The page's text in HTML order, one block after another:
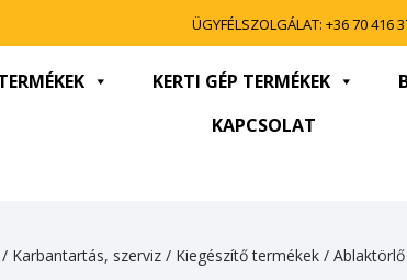
ÜGYFÉLSZOLGÁLAT: +36 70 416
KERTI GÉP TERMÉKEK
KAPCSOLAT
/ Karbantartás, szerviz / Kiegészítő termékek /